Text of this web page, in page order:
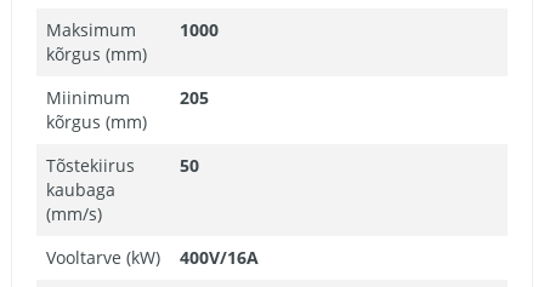
Maksimum
kõrgus (mm)
1000
Miinimum
kõrgus (mm)
205
Tõstekiirus
kaubaga
(mm/s)
50
Vooltarve (kW)
400V/16A